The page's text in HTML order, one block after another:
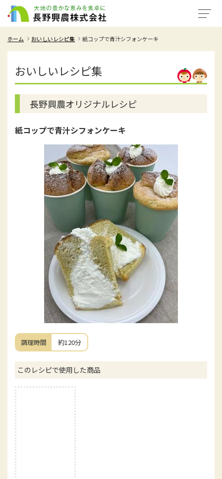
ホーム おいしいレシピ集 紙コップで青汁シフォンケーキ
おいしいレシピ集
長野興農オリジナルレシピ
紙コップで青汁シフォンケーキ
調理時間 約120分
このレシピで使用した商品